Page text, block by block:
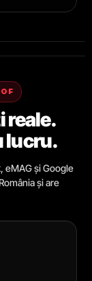
reale.
lucru.
eMAG și Google
și are